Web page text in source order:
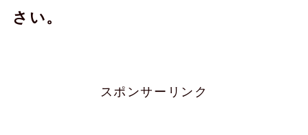
さい。
スポンサーリンク